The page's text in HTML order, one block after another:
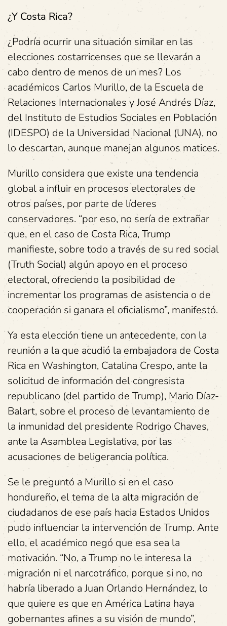
¿Y Costa Rica?
¿Podría ocurrir una situación similar en las
elecciones costarricenses que se llevarán a
cabo dentro de menos de un mes? Los
académicos Carlos Murillo, de la Escuela de
Relaciones Internacionales y José Andrés Díaz,
del Instituto de Estudios Sociales en Población
(IDESPO) de la Universidad Nacional (UNA), no
lo descartan, aunque manejan algunos matices.
Murillo considera que existe una tendencia
global a influir en procesos electorales de
otros países, por parte de líderes
conservadores. “por eso, no sería de extrañar
que, en el caso de Costa Rica, Trump
manifieste, sobre todo a través de su red social
(Truth Social) algún apoyo en el proceso
electoral, ofreciendo la posibilidad de
incrementar los programas de asistencia o de
cooperación si ganara el oficialismo”, manifestó.
Ya esta elección tiene un antecedente, con la
reunión a la que acudió la embajadora de Costa
Rica en Washington, Catalina Crespo, ante la
solicitud de información del congresista
republicano (del partido de Trump), Mario Díaz-
Balart, sobre el proceso de levantamiento de
la inmunidad del presidente Rodrigo Chaves,
ante la Asamblea Legislativa, por las
acusaciones de beligerancia política.
Se le preguntó a Murillo si en el caso
hondureño, el tema de la alta migración de
ciudadanos de ese país hacia Estados Unidos
pudo influenciar la intervención de Trump. Ante
ello, el académico negó que esa sea la
motivación. “No, a Trump no le interesa la
migración ni el narcotráfico, porque si no, no
habría liberado a Juan Orlando Hernández, lo
que quiere es que en América Latina haya
gobernantes afines a su visión de mundo”,